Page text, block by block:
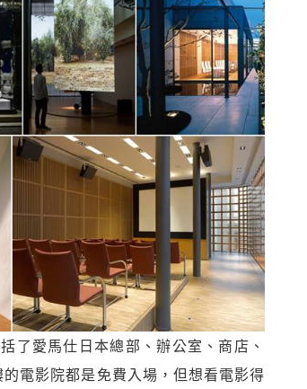
愛馬仕日本總部、辦公室、商店、
電影院都是免費入場，但想看電影得